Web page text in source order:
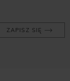
ZAPISZ SIĘ